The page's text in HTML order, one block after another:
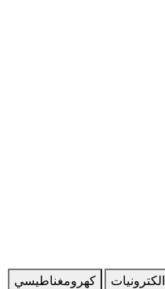
الكترونيات كهرومغناطيسي